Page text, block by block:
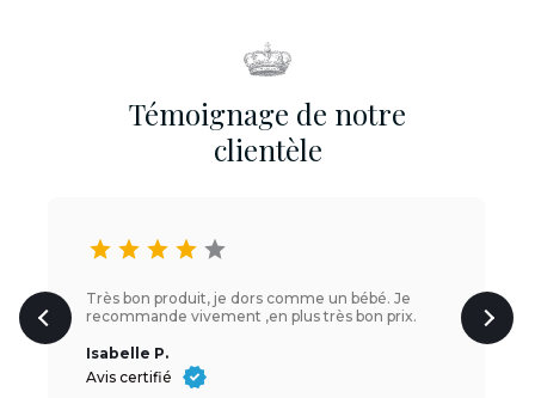
Témoignage de notre
clientèle
star star star star star
Très bon produit, je dors comme un bébé. Je
recommande vivement ,en plus très bon prix.
Isabelle P.
Avis certifié